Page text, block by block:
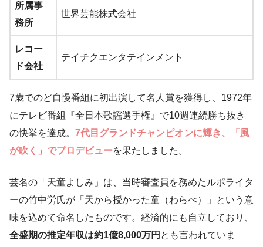
所属事
務所
世界芸能株式会社
レコー
ド会社
テイチクエンタテインメント
7歳でのど自慢番組に初出演して名人賞を獲得し、1972年
にテレビ番組『全日本歌謡選手権』で10週連続勝ち抜き
の快挙を達成。 7代目グランドチャンピオンに輝き、「風
が吹く」でプロデビューを果たしました。
芸名の「天童よしみ」は、当時審査員を務めたルポライタ
ーの竹中労氏が「天から授かった童（わらべ）」という意
味を込めて命名したものです。経済的にも自立しており、
全盛期の推定年収は約1億8,000万円 とも言われていま